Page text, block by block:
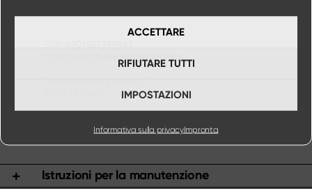
ACCETTARE
RIFIUTARE TUTTI
IMPOSTAZIONI
Informativa sulla privacyImpronta
Serie professionale
Istruzioni per la manutenzione